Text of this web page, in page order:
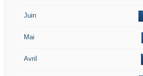
Juin
Mai
Avril